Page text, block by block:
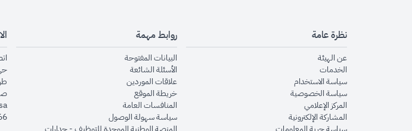
نظرة عامة
عن الهيئةopens in new window
الخدماتopens in new window
سياسة الاستخدامopens in new window
سياسة الخصوصيةopens in new window
المركز الإعلاميopens in new window
المشاركة الإلكترونيةopens in new window
opens in new window
روابط مهمة
البيانات المفتوحةopens in new window
الأسئلة الشائعةopens in new window
علاقات الموردينopens in new window
خريطة الموقعopens in new window
المنافسات العامةopens in new window
سياسة سهولة الوصولopens in new window
window